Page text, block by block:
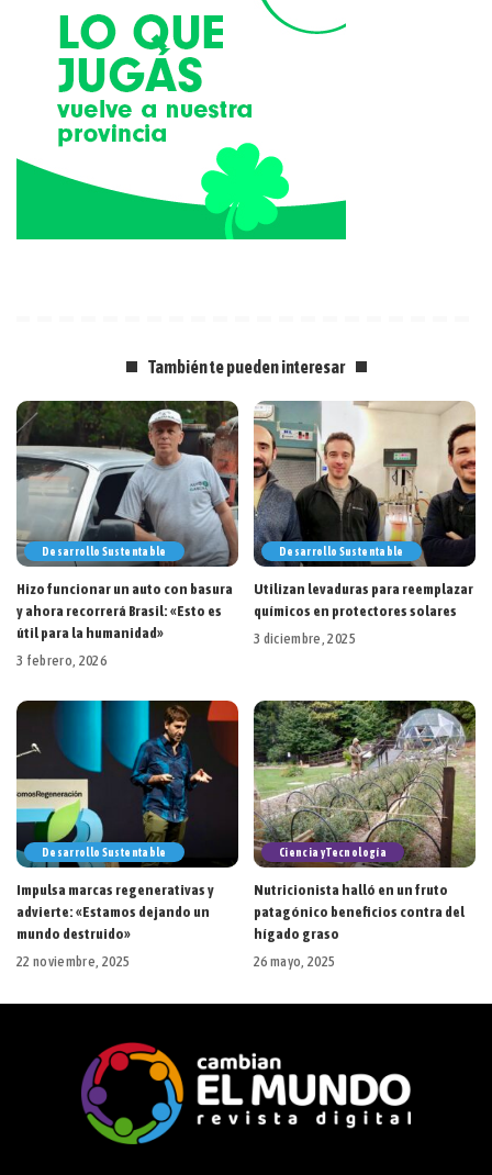
También te pueden interesar
Desarrollo Sustentable
Hizo funcionar un auto con basura
y ahora recorrerá Brasil: «Esto es
útil para la humanidad»
3 febrero, 2026
Desarrollo Sustentable
Utilizan levaduras para reemplazar
químicos en protectores solares
3 diciembre, 2025
Desarrollo Sustentable
Impulsa marcas regenerativas y
advierte: «Estamos dejando un
mundo destruido»
22 noviembre, 2025
Ciencia y Tecnología
Nutricionista halló en un fruto
patagónico beneficios contra del
hígado graso
26 mayo, 2025